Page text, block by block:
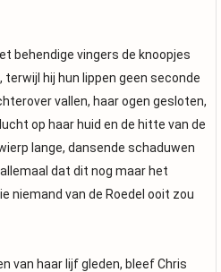
behendige vingers de knoopjes
hij hun lippen geen seconde
vallen, haar ogen gesloten,
op haar huid en de hitte van de
lange, dansende schaduwen
dat dit nog maar het
niemand van de Roedel ooit zou
van haar lijf gleden, bleef Chris